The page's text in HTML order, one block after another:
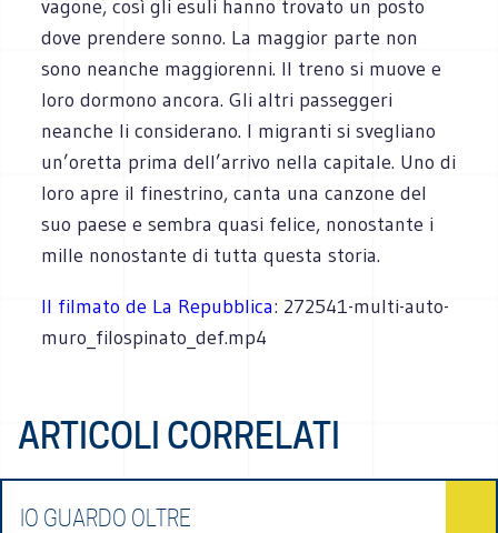
vagone, così gli esuli hanno trovato un posto
dove prendere sonno. La maggior parte non
sono neanche maggiorenni. Il treno si muove e
loro dormono ancora. Gli altri passeggeri
neanche li considerano. I migranti si svegliano
un’oretta prima dell’arrivo nella capitale. Uno di
loro apre il finestrino, canta una canzone del
suo paese e sembra quasi felice, nonostante i
mille nonostante di tutta questa storia.
Il filmato de La Repubblica: 272541-multi-auto-
muro_filospinato_def.mp4
ARTICOLI CORRELATI
IO GUARDO OLTRE